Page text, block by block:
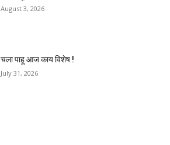
August 3, 2026
चला पाहू आज काय विशेष !
July 31, 2026